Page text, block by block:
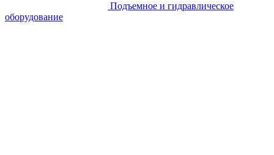
Подъемное и гидравлическое
оборудование